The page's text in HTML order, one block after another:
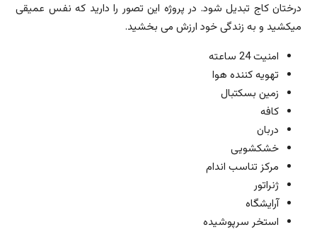
درختان کاج تبدیل شود. در پروژه این تصور را دارید که نفس عمیقی
میکشید و به زندگی خود ارزش می بخشید.
امنیت 24 ساعته
تهویه کننده هوا
زمین بسکتبال
کافه
دربان
خشکشویی
مرکز تناسب اندام
ژنراتور
آرایشگاه
استخر سرپوشیده